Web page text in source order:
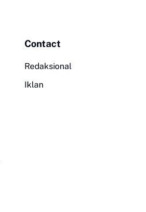
Contact
Redaksional
Iklan